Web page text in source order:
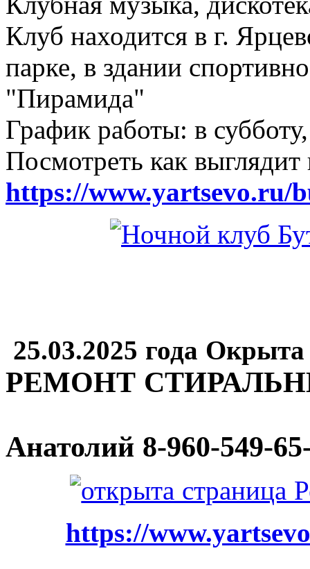
Клуб находится в г.
парке, в здании
"Пирамида"
График работы: в
Посмотреть как
https://www.yartsevo.ru/
25.03.2025 года
РЕМОНТ
Анатолий 8-960-549-
https://